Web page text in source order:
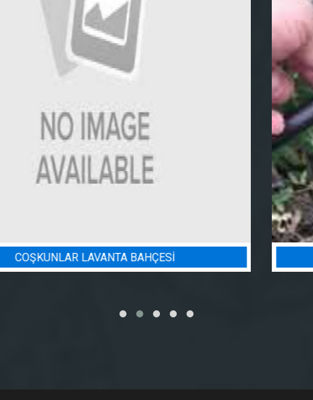
BADEM BAHÇESI SULAMA PROJESI